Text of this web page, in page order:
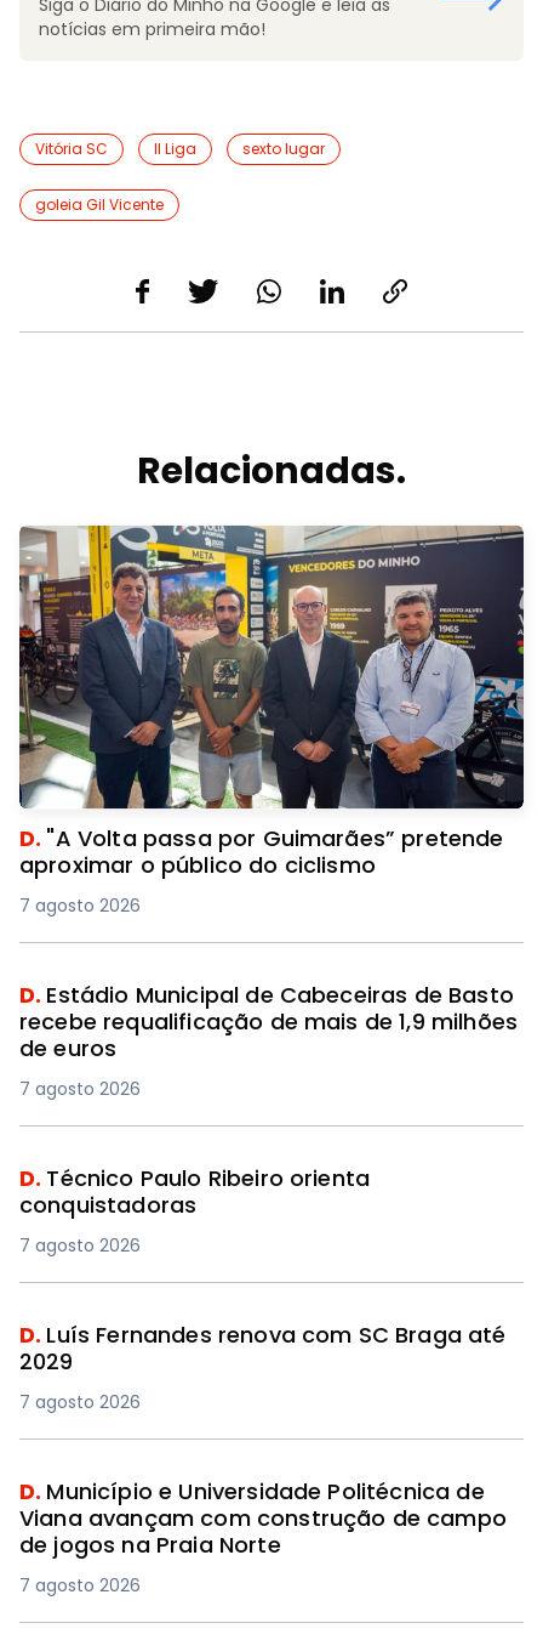
Siga o Diário do Minho na Google e leia as
notícias em primeira mão!
Vitória SC II Liga sexto lugar
goleia Gil Vicente
Relacionadas.
D. "A Volta passa por Guimarães” pretende
aproximar o público do ciclismo
7 agosto 2026
D. Estádio Municipal de Cabeceiras de Basto
recebe requalificação de mais de 1,9 milhões
de euros
7 agosto 2026
D. Técnico Paulo Ribeiro orienta
conquistadoras
7 agosto 2026
D. Luís Fernandes renova com SC Braga até
2029
7 agosto 2026
D. Município e Universidade Politécnica de
Viana avançam com construção de campo
de jogos na Praia Norte
7 agosto 2026